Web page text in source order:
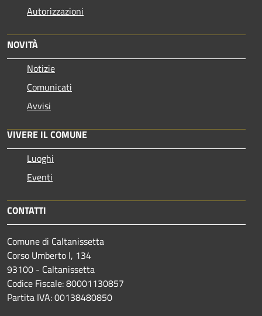
Autorizzazioni
NOVITÀ
Notizie
Comunicati
Avvisi
VIVERE IL COMUNE
Luoghi
Eventi
CONTATTI
Comune di Caltanissetta
Corso Umberto I, 134
93100 - Caltanissetta
Codice Fiscale: 80001130857
Partita IVA: 00138480850